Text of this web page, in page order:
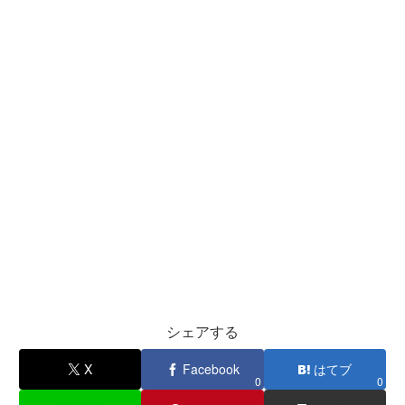
シェアする
X Facebook
0
はてブ
0